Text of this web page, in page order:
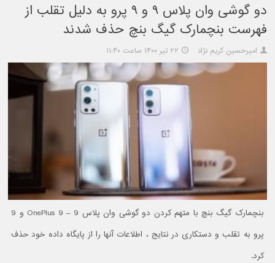
دو گوشی وان پلاس ۹ و ۹ پرو به دلیل تقلب از
فهرست بنچمارک گیگ بنچ حذف شدند
امیرحسین کریم نژاد ۲۲ تیر ۱۴۰۰ ساعت ۱۱:۴۰
بنچمارک گیگ بنچ با متهم کردن دو گوشی وان پلاس 9 – OnePlus 9 و 9
پرو به تقلب و دستکاری در نتایج ، اطلاعات آنها را از پایگاه داده خود حذف
کرد.